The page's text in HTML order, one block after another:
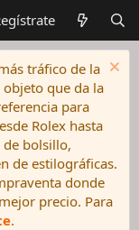
tráfico de la
que da la
para
Rolex hasta
de bolsillo,
de estilográficas.
donde
precio. Para
.